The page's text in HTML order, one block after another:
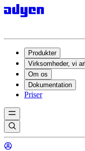
Produkter
Virksomheder, vi
Om os
Dokumentation
Priser